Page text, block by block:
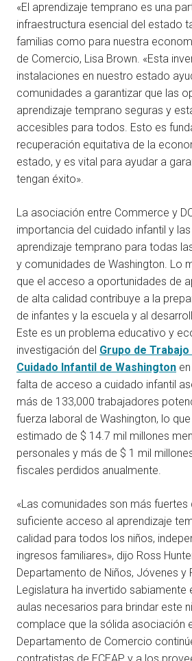
«El aprendizaje temprano es una
infraestructura esencial del estado
familias como para nuestra
de Comercio, Lisa Brown. «Esta
instalaciones en nuestro estado
comunidades a garantizar que las
aprendizaje temprano seguras y
accesibles para todos. Esto es
recuperación equitativa de la
estado, y es vital para ayudar a
tengan éxito».
La asociación entre Commerce y
importancia del cuidado infantil y
aprendizaje temprano para todas
y comunidades de Washington. Lo
que el acceso a oportunidades de
de alta calidad contribuye a la
de infantes y la escuela y al
Este es un problema educativo y
investigación del Grupo de
Cuidado Infantil de Washington
falta de acceso a cuidado infantil
más de 133,000 trabajadores
fuerza laboral de Washington, lo
estimado de $ 14.7 mil millones
personales y más de $ 1 mil
fiscales perdidos anualmente.
«Las comunidades son más fuertes
suficiente acceso al aprendizaje
calidad para todos los niños,
ingresos familiares», dijo Ross
Departamento de Niños, Jóvenes y
Legislatura ha invertido sabiamente
aulas necesarios para brindar este
complace que la sólida asociación
Departamento de Comercio